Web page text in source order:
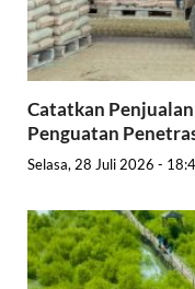
Catatkan Penjualan
Penguatan
Selasa, 28 Juli 2026 -